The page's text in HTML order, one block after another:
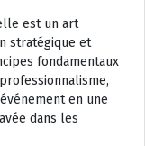
est un art
stratégique et
fondamentaux
en une
dans les